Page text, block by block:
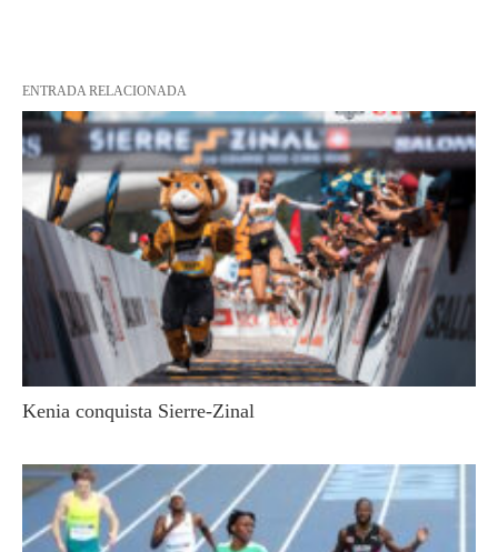
ENTRADA RELACIONADA
Kenia conquista Sierre-Zinal